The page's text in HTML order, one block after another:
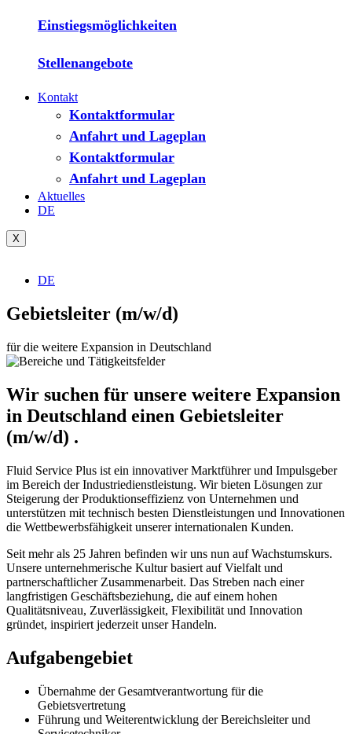
Einstiegsmöglichkeiten
Stellenangebote
Kontakt
Kontaktformular
Anfahrt und Lageplan
Kontaktformular
Anfahrt und Lageplan
Aktuelles
DE
X
DE
Gebietsleiter (m/w/d)
für die weitere Expansion in Deutschland
Wir suchen für unsere weitere Expansion
in Deutschland einen Gebietsleiter
(m/w/d) .
Fluid Service Plus ist ein innovativer Marktführer und Impulsgeber
im Bereich der Industriedienstleistung. Wir bieten Lösungen zur
Steigerung der Produktionseffizienz von Unternehmen und
unterstützen mit technisch besten Dienstleistungen und Innovationen
die Wettbewerbsfähigkeit unserer internationalen Kunden.
Seit mehr als 25 Jahren befinden wir uns nun auf Wachstumskurs.
Unsere unternehmerische Kultur basiert auf Vielfalt und
partnerschaftlicher Zusammenarbeit. Das Streben nach einer
langfristigen Geschäftsbeziehung, die auf einem hohen
Qualitätsniveau, Zuverlässigkeit, Flexibilität und Innovation
gründet, inspiriert jederzeit unser Handeln.
Aufgabengebiet
Übernahme der Gesamtverantwortung für die
Gebietsvertretung
Führung und Weiterentwicklung der Bereichsleiter und